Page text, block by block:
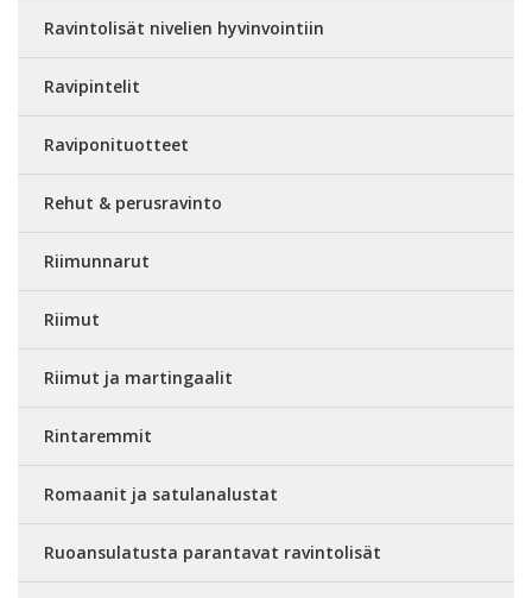
Ravintolisät nivelien hyvinvointiin
Ravipintelit
Raviponituotteet
Rehut & perusravinto
Riimunnarut
Riimut
Riimut ja martingaalit
Rintaremmit
Romaanit ja satulanalustat
Ruoansulatusta parantavat ravintolisät